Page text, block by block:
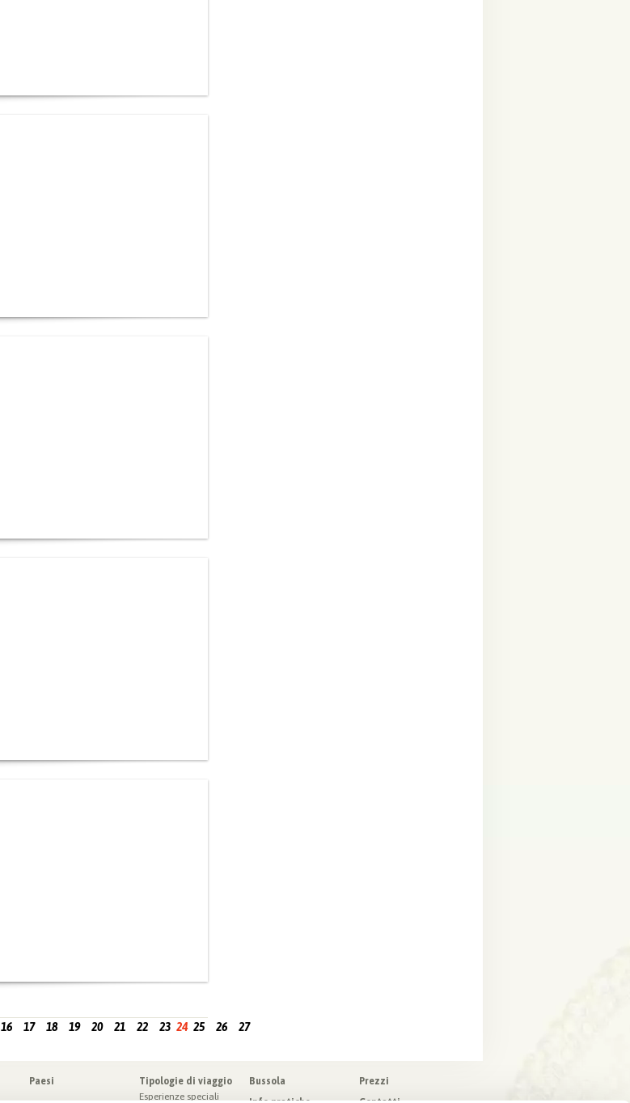
16 17 18 19 20 21 22 23 24 25 26 27
Paesi
Tipologie di viaggio
Esperienze speciali
Bussola
Prezzi